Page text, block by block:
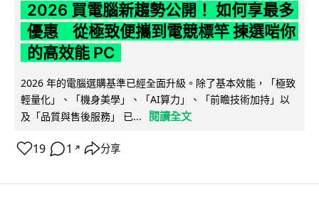
2026 買電腦新趨勢公開！ 如何享最多
優惠 從極致便攜到電競標竿 揀選啱你
的高效能 PC
2026 年的電腦選購基準已經全面升級。除了基本效能，「極致
輕量化」、「機身美學」、「AI算力」、「前瞻技術加持」以
及「品質與售後服務」 已...
閱讀全文
19 1 ↗ 分享